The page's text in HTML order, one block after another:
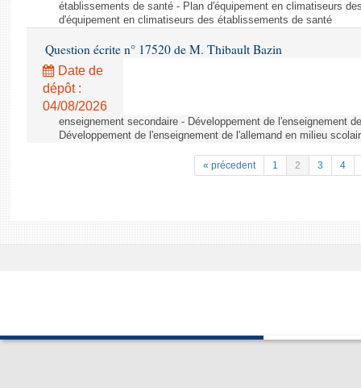
établissements de santé - Plan d'équipement en climatiseurs
d'équipement en climatiseurs des établissements de santé
Question écrite n° 17520 de M. Thibault Bazin
Date de
dépôt :
04/08/2026
enseignement secondaire - Développement de l'enseignement
Développement de l'enseignement de l'allemand en milieu
« précedent 1 2 3 4